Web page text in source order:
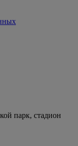
парк, стадион